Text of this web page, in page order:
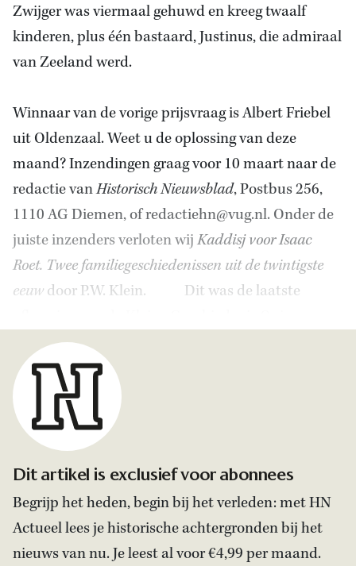
Zwijger was viermaal gehuwd en kreeg twaalf
kinderen, plus één bastaard, Justinus, die admiraal
van Zeeland werd.
Winnaar van de vorige prijsvraag is Albert Friebel
uit Oldenzaal. Weet u de oplossing van deze
maand? Inzendingen graag voor 10 maart naar de
redactie vanHistorisch Nieuwsblad, Postbus 256,
1110 AG Diemen, of redactiehn@vug.nl. Onder de
juiste inzenders verloten wijKaddisj voor Isaac
Roet. Twee familiegeschiedenissen uit de twintigste
eeuwdoor P.W. Klein. Dit was de laatste
Dit artikel is exclusief voor abonnees
Begrijp het heden, begin bij het verleden: met HN
Actueel lees je historische achtergronden bij het
nieuws van nu. Je leest al voor €4,99 per maand.